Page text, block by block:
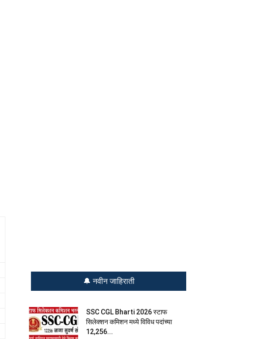
🔔 नवीन जाहिराती
SSC CGL Bharti 2026 स्टाफ
सिलेक्शन कमिशन मध्ये विविध पदांच्या
12,256...